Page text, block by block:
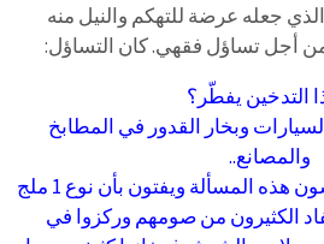
جعله عرضة للتهكم والنيل منه
أجل تساؤل فقهي. كان التساؤل:
التدخين يفطّر؟
وبخار القدور في المطابخ
والمصانع..
لو يتفضل المشايخ ويدرسون هذه المسألة ويفتون بأن نوع 1 ملج
الكثيرون من صومهم وركزوا في